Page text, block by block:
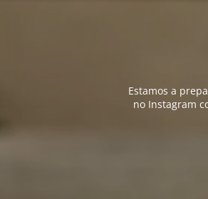
Estamos a
no Instagram